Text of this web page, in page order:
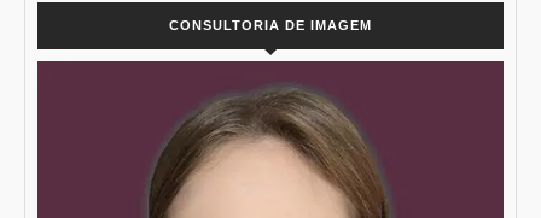
CONSULTORIA DE IMAGEM